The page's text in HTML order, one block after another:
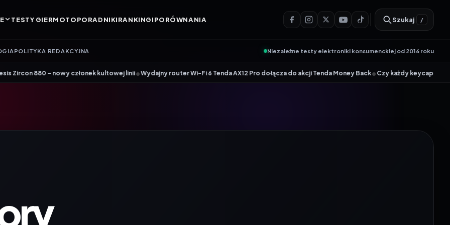
TESTY GIERMOTOPORADNIKIRANKINGIPORÓWNANIA Szukaj /
POLITYKA REDAKCYJNA Niezależne testy elektroniki konsumenckiej od 2016 roku
członek kultowej linii•Wydajny router Wi-Fi 6 Tenda AX12 Pro dołącza do akcji Tenda Money Back•Czy każdy keycap pasuje do każdej